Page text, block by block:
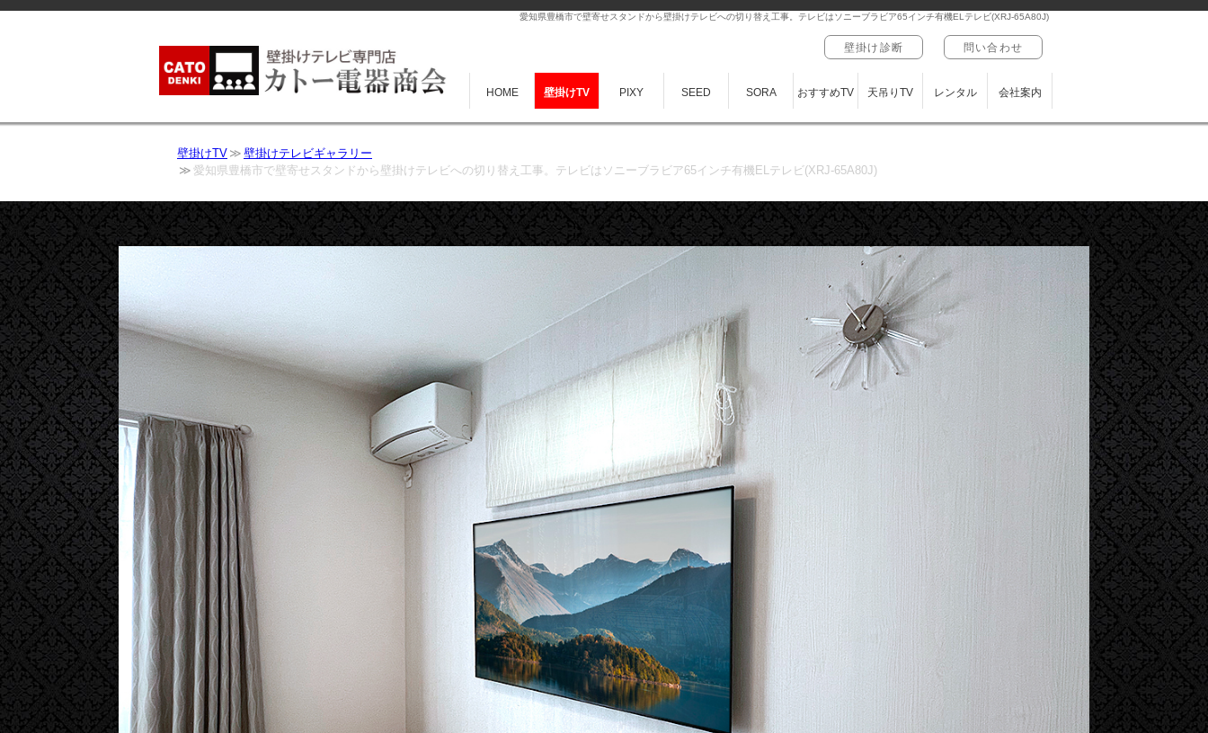
愛知県豊橋市で壁寄せスタンドから壁掛けテレビへの切り替え工事。テレビはソニーブラビア65インチ有機ELテレビ(XRJ-65A80J)
壁掛け診断 問い合わせ
HOME 壁掛けTV PIXY SEED SORA おすすめTV 天吊りTV レンタル 会社案内
壁掛けTV
壁掛けテレビギャラリー
愛知県豊橋市で壁寄せスタンドから壁掛けテレビへの切り替え工事。テレビはソニーブラビア65インチ有機ELテレビ(XRJ-65A80J)